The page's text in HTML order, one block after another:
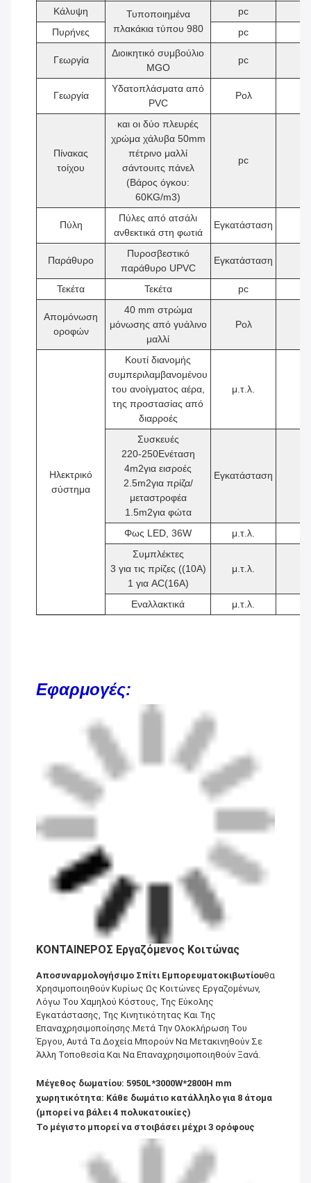
Κάλυψη
Τυποποιημένα
πλακάκια τύπου 980
pc
Πυρήνες
pc
Γεωργία
Διοικητικό συμβούλιο
MGO
pc
Γεωργία
Υδατοπλάσματα από
PVC
Ρολ
Πίνακας
τοίχου
και οι δύο πλευρές
χρώμα χάλυβα 50mm
πέτρινο μαλλί
σάντουιτς πάνελ
(Βάρος όγκου:
60KG/m3)
pc
Πύλη
Πύλες από ατσάλι
ανθεκτικά στη φωτιά
Εγκατάσταση
Παράθυρο
Πυροσβεστικό
παράθυρο UPVC
Εγκατάσταση
Τεκέτα Τεκέτα pc
Απομόνωση
οροφών
40 mm στρώμα
μόνωσης από γυάλινο
μαλλί
Ρολ
Ηλεκτρικό
σύστημα
Κουτί διανομής
συμπεριλαμβανομένου
του ανοίγματος αέρα,
της προστασίας από
διαρροές
μ.τ.λ.
Συσκευές
220-250Ενέταση
4m2για εισροές
2.5m2για πρίζα/
μεταστροφέα
1.5m2για φώτα
Εγκατάσταση
Φως LED, 36W μ.τ.λ.
Συμπλέκτες
3 για τις πρίζες ((10A)
1 για AC(16A)
μ.τ.λ.
Εναλλακτικά μ.τ.λ.
Εφαρμογές:
ΚΟΝΤΑΙΝΕΡΟΣ Εργαζόμενος Κοιτώνας
Αποσυναρμολογήσιμο Σπίτι ΕμπορευματοκιβωτίουΘα
Χρησιμοποιηθούν Κυρίως Ως Κοιτώνες Εργαζομένων,
Λόγω Του Χαμηλού Κόστους, Της Εύκολης
Εγκατάστασης, Της Κινητικότητας Και Της
Επαναχρησιμοποίησης.Μετά Την Ολοκλήρωση Του
Έργου, Αυτά Τα Δοχεία Μπορούν Να Μετακινηθούν Σε
Άλλη Τοποθεσία Και Να Επαναχρησιμοποιηθούν Ξανά.
Μέγεθος δωματίου: 5950L*3000W*2800H mm
χωρητικότητα: Κάθε δωμάτιο κατάλληλο για 8 άτομα
(μπορεί να βάλει 4 πολυκατοικίες)
Το μέγιστο μπορεί να στοιβάσει μέχρι 3 ορόφους